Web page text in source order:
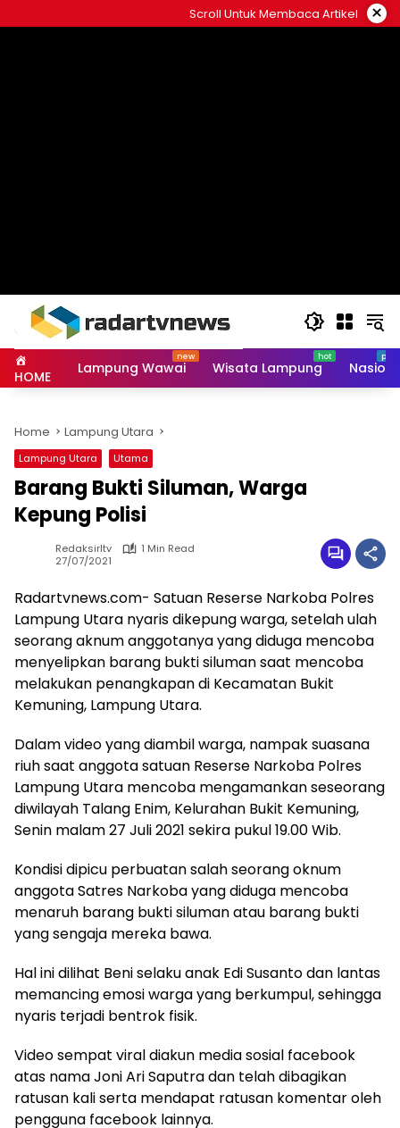
to
Scroll Untuk Membaca Artikel ×
HOME Lampung Wawai Wisata Lampung
Home Lampung Utara
Lampung Utara Utama
Barang Bukti Siluman, Warga
Kepung Polisi
Redaksirltv
1 Min Read
27/07/2021
Radartvnews.com- Satuan Reserse Narkoba Polres
Lampung Utara nyaris dikepung warga, setelah ulah
seorang aknum anggotanya yang diduga mencoba
menyelipkan barang bukti siluman saat mencoba
melakukan penangkapan di Kecamatan Bukit
Kemuning, Lampung Utara.
Dalam video yang diambil warga, nampak suasana
riuh saat anggota satuan Reserse Narkoba Polres
Lampung Utara mencoba mengamankan seseorang
diwilayah Talang Enim, Kelurahan Bukit Kemuning,
Senin malam 27 Juli 2021 sekira pukul 19.00 Wib.
Kondisi dipicu perbuatan salah seorang oknum
anggota Satres Narkoba yang diduga mencoba
menaruh barang bukti siluman atau barang bukti
yang sengaja mereka bawa.
Hal ini dilihat Beni selaku anak Edi Susanto dan lantas
memancing emosi warga yang berkumpul, sehingga
nyaris terjadi bentrok fisik.
Video sempat viral diakun media sosial facebook
atas nama Joni Ari Saputra dan telah dibagikan
ratusan kali serta mendapat ratusan komentar oleh
pengguna facebook lainnya.